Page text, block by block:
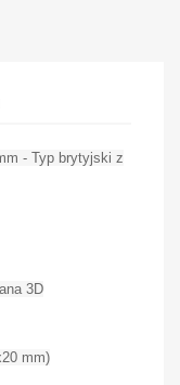
- Typ brytyjski z
3D
mm)